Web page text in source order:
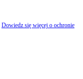
Dowiedz się więcej o ochronie